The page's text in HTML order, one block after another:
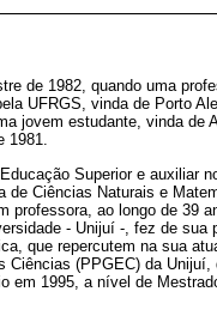
de 1982, quando uma
UFRGS, vinda de Porto
jovem estudante, vinda de
1981.
Superior e auxiliar
Ciências Naturais e
ao longo de 39
- Unijuí -, fez de sua
que repercutem na sua
(PPGEC) da
1995, a nível de